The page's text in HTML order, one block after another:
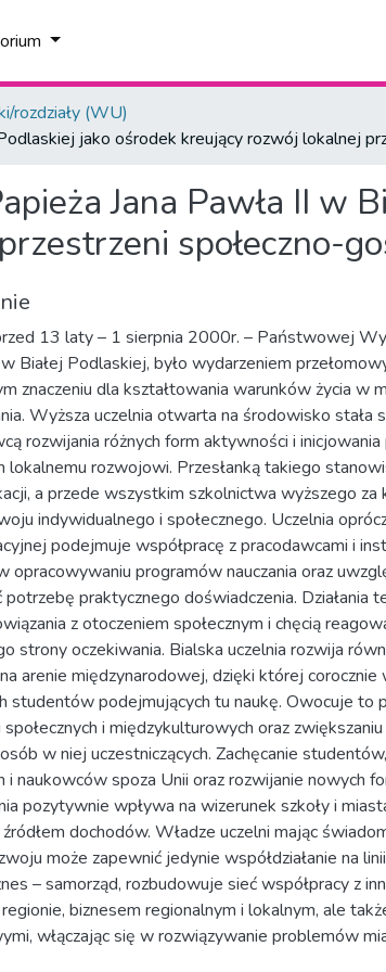
rozdziały (WU)
jako ośrodek kreujący rozwój lokalnej
Jana Pawła II w
społeczno-
13 laty – 1 sierpnia 2000r. – Państwowej
Białej Podlaskiej, było wydarzeniem
znaczeniu dla kształtowania warunków życia w
Wyższa uczelnia otwarta na środowisko stała
rozwijania różnych form aktywności i
lokalnemu rozwojowi. Przesłanką takiego
a przede wszystkim szkolnictwa wyższego za
indywidualnego i społecznego. Uczelnia
podejmuje współpracę z pracodawcami i
opracowywaniu programów nauczania oraz
potrzebę praktycznego doświadczenia. Działania
z otoczeniem społecznym i chęcią
strony oczekiwania. Bialska uczelnia rozwija
arenie międzynarodowej, dzięki której corocznie
studentów podejmujących tu naukę. Owocuje to
i międzykulturowych oraz
w niej uczestniczących. Zachęcanie
i naukowców spoza Unii oraz rozwijanie nowych
pozytywnie wpływa na wizerunek szkoły i
dochodów. Władze uczelni mając
może zapewnić jedynie współdziałanie na
– samorząd, rozbudowuje sieć współpracy z
biznesem regionalnym i lokalnym, ale
włączając się w rozwiązywanie problemów